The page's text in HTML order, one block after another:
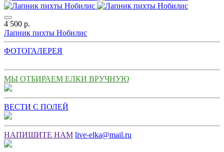
4 500 р.
Лапник пихты Нобилис
ФОТОГАЛЕРЕЯ
МЫ ОТБИРАЕМ ЕЛКИ ВРУЧНУЮ
ВЕСТИ С ПОЛЕЙ
НАПИШИТЕ НАМ live-elka@mail.ru